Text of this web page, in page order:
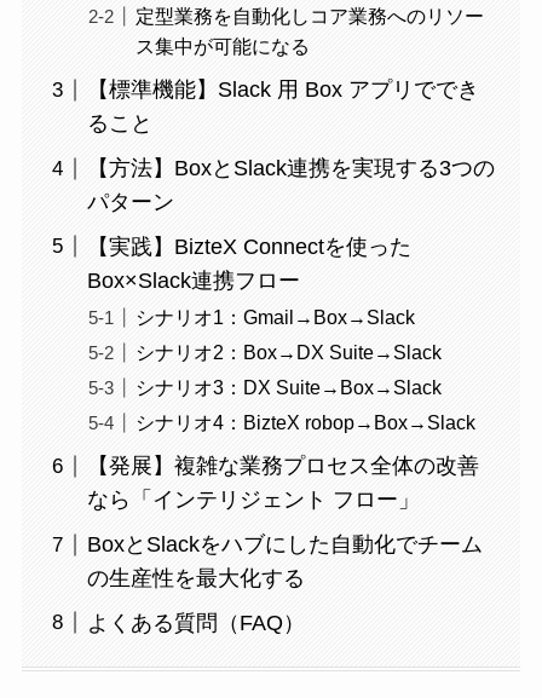
定型業務を自動化しコア業務へのリソー
ス集中が可能になる
【標準機能】Slack 用 Box アプリででき
ること
【方法】BoxとSlack連携を実現する3つの
パターン
【実践】BizteX Connectを使った
Box×Slack連携フロー
シナリオ1：Gmail→Box→Slack
シナリオ2：Box→DX Suite→Slack
シナリオ3：DX Suite→Box→Slack
シナリオ4：BizteX robop→Box→Slack
【発展】複雑な業務プロセス全体の改善
なら「インテリジェント フロー」
BoxとSlackをハブにした自動化でチーム
の生産性を最大化する
よくある質問（FAQ）